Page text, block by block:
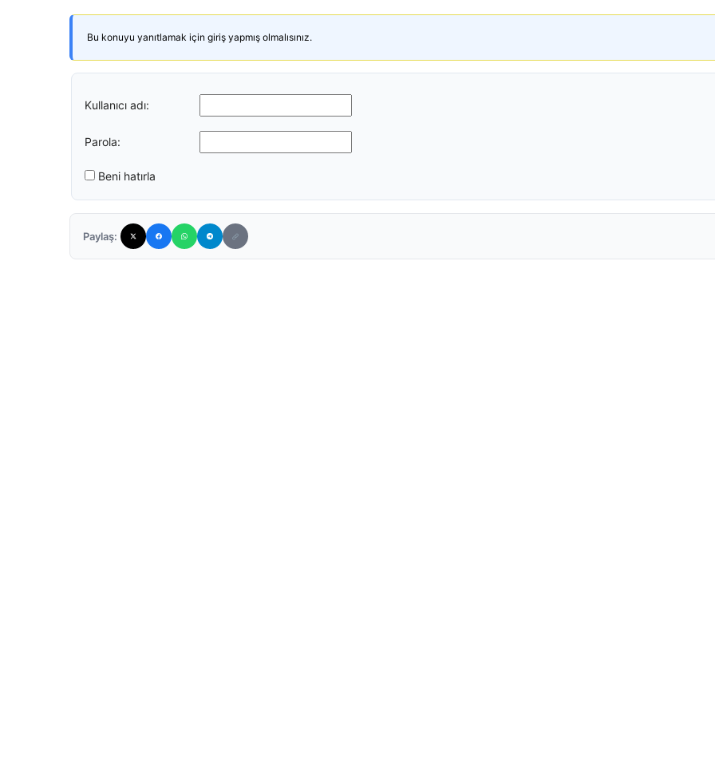
Bu konuyu yanıtlamak için giriş yapmış olmalısınız.
Kullanıcı adı:
Parola:
Beni hatırla
Paylaş: